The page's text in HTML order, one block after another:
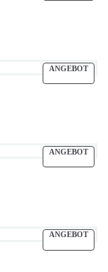
ANGEBOT
ANGEBOT
ANGEBOT